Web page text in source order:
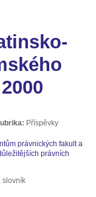
Příspěvky
právnických fakult a
právních
slovník